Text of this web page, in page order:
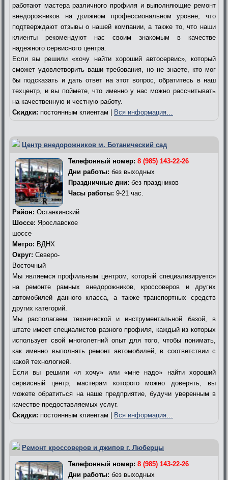
работают мастера различного профиля и выполняющие ремонт
внедорожников на должном профессиональном уровне, что
подтверждают отзывы о нашей компании, а также то, что наши
клиенты рекомендуют нас своим знакомым в качестве
надежного сервисного центра.
Если вы решили «хочу найти хороший автосервис», который
сможет удовлетворить ваши требования, но не знаете, кто мог
бы подсказать и дать ответ на этот вопрос, обратитесь в наш
техцентр, и вы поймете, что именно у нас можно рассчитывать
на качественную и честную работу.
Скидки: постоянным клиентам | Вся информация…
Центр внедорожников м. Ботанический сад
Телефонный номер: 8 (985) 143-22-26
Дни работы: без выходных
Праздничные дни: без праздников
Часы работы: 9-21 час.
Район: Останкинский
Шоссе: Ярославское
шоссе
Метро: ВДНХ
Округ: Северо-
Восточный
Мы являемся профильным центром, который специализируется
на ремонте рамных внедорожников, кроссоверов и других
автомобилей данного класса, а также транспортных средств
других категорий.
Мы располагаем технической и инструментальной базой, в
штате имеет специалистов разного профиля, каждый из которых
использует свой многолетний опыт для того, чтобы понимать,
как именно выполнять ремонт автомобилей, в соответствии с
какой технологией.
Если вы решили «я хочу» или «мне надо» найти хороший
сервисный центр, мастерам которого можно доверять, вы
можете обратиться на наше предприятие, будучи уверенным в
качестве предоставляемых услуг.
Скидки: постоянным клиентам | Вся информация…
Ремонт кроссоверов и джипов г. Люберцы
Телефонный номер: 8 (985) 143-22-26
Дни работы: без выходных